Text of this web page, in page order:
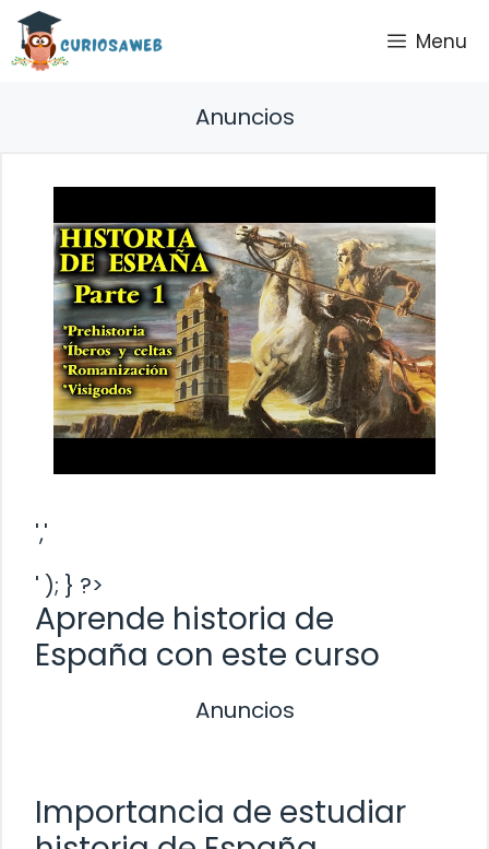
Saltar
contenido
Menu
Anuncios
','
' ); } ?>
Aprende historia de
España con este curso
Anuncios
Importancia de estudiar